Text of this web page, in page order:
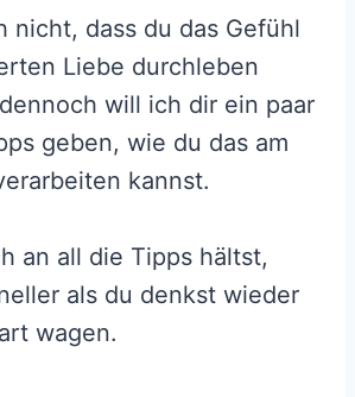
nicht, dass du das Gefühl
Liebe durchleben
will ich dir ein paar
geben, wie du das am
kannst.
an all die Tipps hältst,
als du denkst wieder
wagen.